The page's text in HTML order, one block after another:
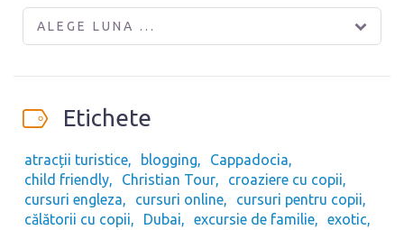
ALEGE LUNA ...
Etichete
atracții turistice blogging
Cappadocia
child friendly
Christian Tour
croaziere cu copii
cursuri engleza
cursuri online
cursuri pentru copii
călătorii cu copii
Dubai excursie de familie
exotic